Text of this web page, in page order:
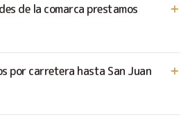
de la comarca prestamos
por carretera hasta San Juan